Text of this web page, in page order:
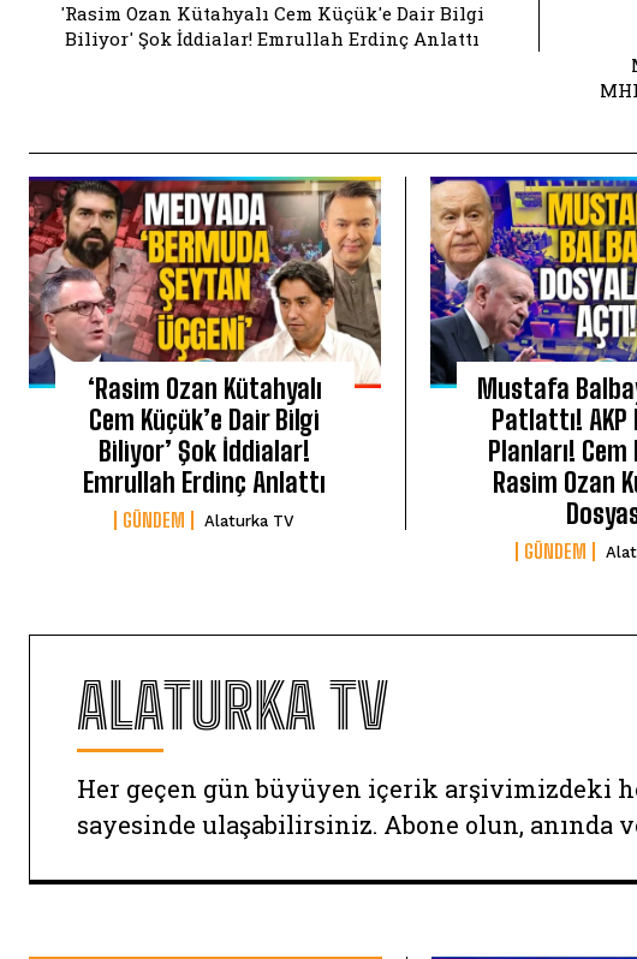
'Rasim Ozan Kütahyalı Cem Küçük'e Dair Bilgi
Biliyor' Şok İddialar! Emrullah Erdinç Anlattı
‘Rasim Ozan Kütahyalı
Cem Küçük’e Dair Bilgi
Biliyor’ Şok İddialar!
Emrullah Erdinç Anlattı
GÜNDEM Alaturka TV
Mustafa
Patlattı! AKP
Planları! Cem
Rasim Ozan
GÜNDEM
ALATURKA TV
Her geçen gün büyüyen içerik arşivimizdeki
sayesinde ulaşabilirsiniz. Abone olun, anında